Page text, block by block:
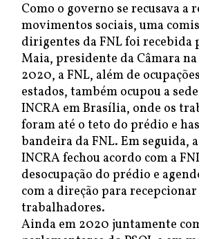
Como o governo se recusava a
movimentos sociais, uma
dirigentes da FNL foi recebida
Maia, presidente da Câmara na
2020, a FNL, além de
estados, também ocupou a
INCRA em Brasília, onde os
foram até o teto do prédio e
bandeira da FNL. Em seguida,
INCRA fechou acordo com a
desocupação do prédio e
com a direção para
trabalhadores.
Ainda em 2020 juntamente